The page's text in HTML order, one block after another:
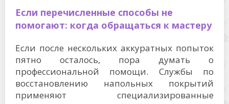
Если перечисленные способы не
помогают: когда обращаться к мастеру
Если после нескольких аккуратных попыток
пятно осталось, пора думать о
профессиональной помощи. Службы по
восстановлению напольных покрытий
применяют специализированные